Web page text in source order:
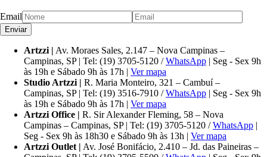
Email
Artzzi | Av. Moraes Sales, 2.147 – Nova Campinas –
Campinas, SP | Tel: (19) 3705-5120 /WhatsApp | Seg - Sex 9h
às 19h e Sábado 9h às 17h | Ver mapa
Studio Artzzi | R. Maria Monteiro, 321 – Cambuí –
Campinas, SP | Tel: (19) 3516-7910 /WhatsApp | Seg - Sex 9h
às 19h e Sábado 9h às 17h | Ver mapa
Artzzi Office | R. Sir Alexander Fleming, 58 – Nova
Campinas – Campinas, SP | Tel: (19) 3705-5120 /WhatsApp |
Seg - Sex 9h às 18h30 e Sábado 9h às 13h | Ver mapa
Artzzi Outlet | Av. José Bonifácio, 2.410 – Jd. das Paineiras –